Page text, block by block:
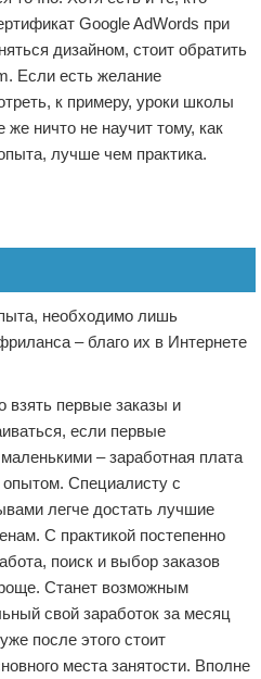
Google AdWords при
дизайном, стоит обратить
Если есть желание
к примеру, уроки школы
ничто не научит тому, как
лучше чем практика.
необходимо лишь
– благо их в Интернете
взять первые заказы и
если первые
– заработная плата
опытом. Специалисту с
легче достать лучшие
С практикой постепенно
поиск и выбор заказов
Станет возможным
свой заработок за месяц
после этого стоит
места занятости. Вполне